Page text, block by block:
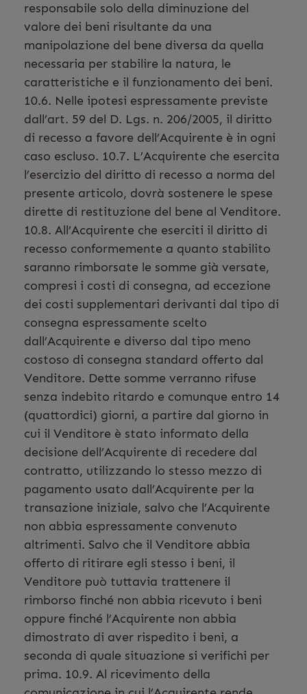
responsabile solo della diminuzione del
valore dei beni risultante da una
manipolazione del bene diversa da quella
necessaria per stabilire la natura, le
caratteristiche e il funzionamento dei beni.
10.6. Nelle ipotesi espressamente previste
dall’art. 59 del D. Lgs. n. 206/2005, il diritto
di recesso a favore dell’Acquirente è in ogni
caso escluso. 10.7. L’Acquirente che esercita
l’esercizio del diritto di recesso a norma del
presente articolo, dovrà sostenere le spese
dirette di restituzione del bene al Venditore.
10.8. All’Acquirente che eserciti il diritto di
recesso conformemente a quanto stabilito
saranno rimborsate le somme già versate,
compresi i costi di consegna, ad eccezione
dei costi supplementari derivanti dal tipo di
consegna espressamente scelto
dall’Acquirente e diverso dal tipo meno
costoso di consegna standard offerto dal
Venditore. Dette somme verranno rifuse
senza indebito ritardo e comunque entro 14
(quattordici) giorni, a partire dal giorno in
cui il Venditore è stato informato della
decisione dell’Acquirente di recedere dal
contratto, utilizzando lo stesso mezzo di
pagamento usato dall’Acquirente per la
transazione iniziale, salvo che l’Acquirente
non abbia espressamente convenuto
altrimenti. Salvo che il Venditore abbia
offerto di ritirare egli stesso i beni, il
Venditore può tuttavia trattenere il
rimborso finché non abbia ricevuto i beni
oppure finché l’Acquirente non abbia
dimostrato di aver rispedito i beni, a
seconda di quale situazione si verifichi per
prima. 10.9. Al ricevimento della